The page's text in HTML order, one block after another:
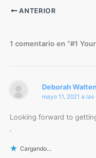
ANTERIOR
1 comentario en “#1
Deborah
mayo 11, 2021 a las
Looking forward to
.
Cargando...